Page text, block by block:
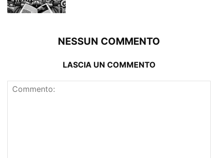
NESSUN COMMENTO
LASCIA UN COMMENTO